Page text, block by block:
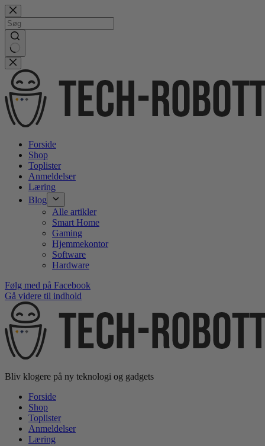
Gå
videre
til
indhold
No
results
Forside
Shop
Toplister
Anmeldelser
Læring
Blog
Alle artikler
Smart Home
Gaming
Hjemmekontor
Software
Hardware
Følg med på Facebook
Gå videre til indhold
Bliv klogere på ny teknologi og gadgets
Forside
Shop
Toplister
Anmeldelser
Læring